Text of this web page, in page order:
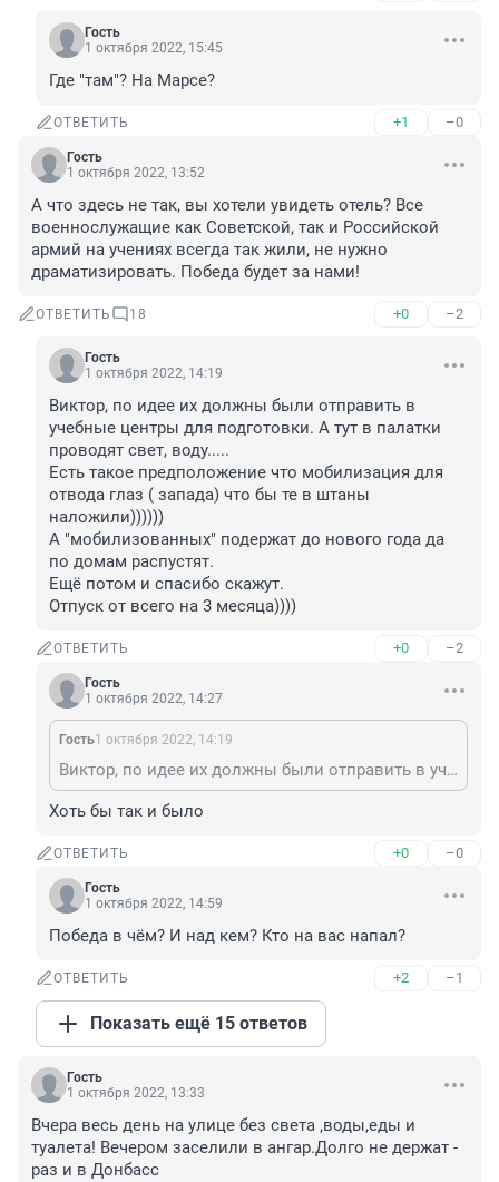
Гость
1 октября 2022, 15:45
Где "там"? На Марсе?
ОТВЕТИТЬ +1 –0
Гость
1 октября 2022, 13:52
А что здесь не так, вы хотели увидеть отель? Все
военнослужащие как Советской, так и Российской
армий на учениях всегда так жили, не нужно
драматизировать. Победа будет за нами!
ОТВЕТИТЬ 18 +0 –2
Гость
1 октября 2022, 14:19
Виктор, по идее их должны были отправить в
учебные центры для подготовки. А тут в палатки
проводят свет, воду.....
Есть такое предположение что мобилизация для
отвода глаз ( запада) что бы те в штаны
наложили))))))
А "мобилизованных" подержат до нового года да
по домам распустят.
Ещё потом и спасибо скажут.
Отпуск от всего на 3 месяца))))
ОТВЕТИТЬ +0 –2
Гость
1 октября 2022, 14:27
Гость1 октября 2022, 14:19
Виктор, по идее их должны были отправить в учебные центры для подготовки. А тут в палатки проводят свет, воду..... Есть такое предположение что мобилизация для отвода глаз ( запада) что бы те в штаны наложили)))))) А "мобилизованных" подержат до нового года да по домам распустят. Ещё потом и спасибо скажут. Отпуск от всего на 3 месяца))))
Хоть бы так и было
ОТВЕТИТЬ +0 –0
Гость
1 октября 2022, 14:59
Победа в чём? И над кем? Кто на вас напал?
ОТВЕТИТЬ +2 –1
Показать ещё 15 ответов
Гость
1 октября 2022, 13:33
Вчера весь день на улице без света ,воды,еды и
туалета! Вечером заселили в ангар.Долго не держат -
раз и в Донбасс